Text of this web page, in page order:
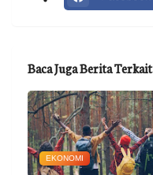
Baca Juga Berita Terkait
EKONOMI